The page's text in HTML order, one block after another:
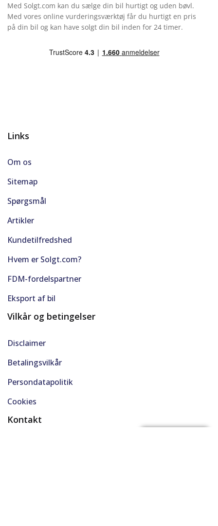
Med Solgt.com kan du sælge din bil hurtigt og uden bøvl.
Med vores online vurderingsværktøj får du hurtigt en pris
på din bil og kan have solgt din bil inden for 24 timer.
Links
Om os
Sitemap
Spørgsmål
Artikler
Kundetilfredshed
Hvem er Solgt.com?
FDM-fordelspartner
Eksport af bil
Vilkår og betingelser
Disclaimer
Betalingsvilkår
Persondatapolitik
Cookies
Kontakt